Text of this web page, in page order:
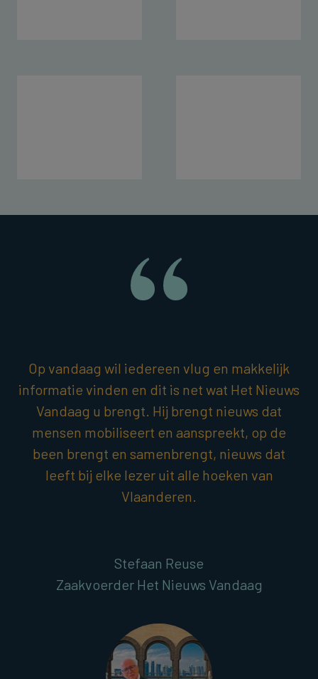
Op vandaag wil iedereen vlug en makkelijk
informatie vinden en dit is net wat Het Nieuws
Vandaag u brengt. Hij brengt nieuws dat
mensen mobiliseert en aanspreekt, op de
been brengt en samenbrengt, nieuws dat
leeft bij elke lezer uit alle hoeken van
Vlaanderen.
Stefaan Reuse
Zaakvoerder Het Nieuws Vandaag